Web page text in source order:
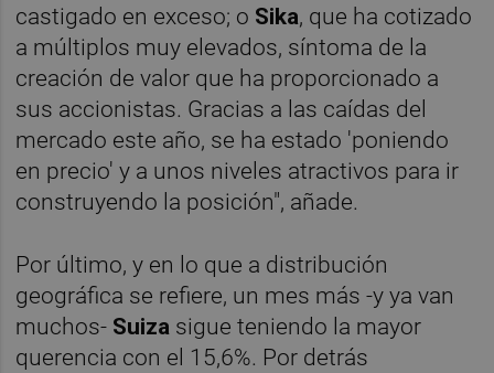
castigado en exceso; o Sika, que ha cotizado
a múltiplos muy elevados, síntoma de la
creación de valor que ha proporcionado a
sus accionistas. Gracias a las caídas del
mercado este año, se ha estado 'poniendo
en precio' y a unos niveles atractivos para ir
construyendo la posición", añade.
Por último, y en lo que a distribución
geográfica se refiere, un mes más -y ya van
muchos- Suiza sigue teniendo la mayor
querencia con el 15,6%. Por detrás